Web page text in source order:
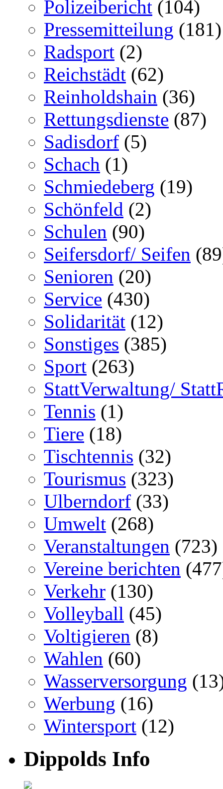
Polizeibericht (104)
Pressemitteilung (181)
Radsport (2)
Reichstädt (62)
Reinholdshain (36)
Rettungsdienste (87)
Sadisdorf (5)
Schach (1)
Schmiedeberg (19)
Schönfeld (2)
Schulen (90)
Seifersdorf/ Seifen
Senioren (20)
Service (430)
Solidarität (12)
Sonstiges (385)
Sport (263)
StattVerwaltung/
Tennis (1)
Tiere (18)
Tischtennis (32)
Tourismus (323)
Ulberndorf (33)
Umwelt (268)
Veranstaltungen (723)
Vereine berichten
Verkehr (130)
Volleyball (45)
Voltigieren (8)
Wahlen (60)
Wasserversorgung
Werbung (16)
Wintersport (12)
Dippolds Info